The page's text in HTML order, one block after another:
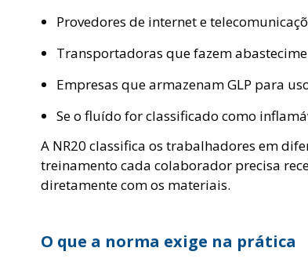
Provedores de internet e
Transportadoras que fazem
Empresas que armazenam GLP para
Se o fluído for classificado como
A NR20 classifica os trabalhadores em
treinamento cada colaborador precisa
diretamente com os materiais.
O que a norma exige na prática